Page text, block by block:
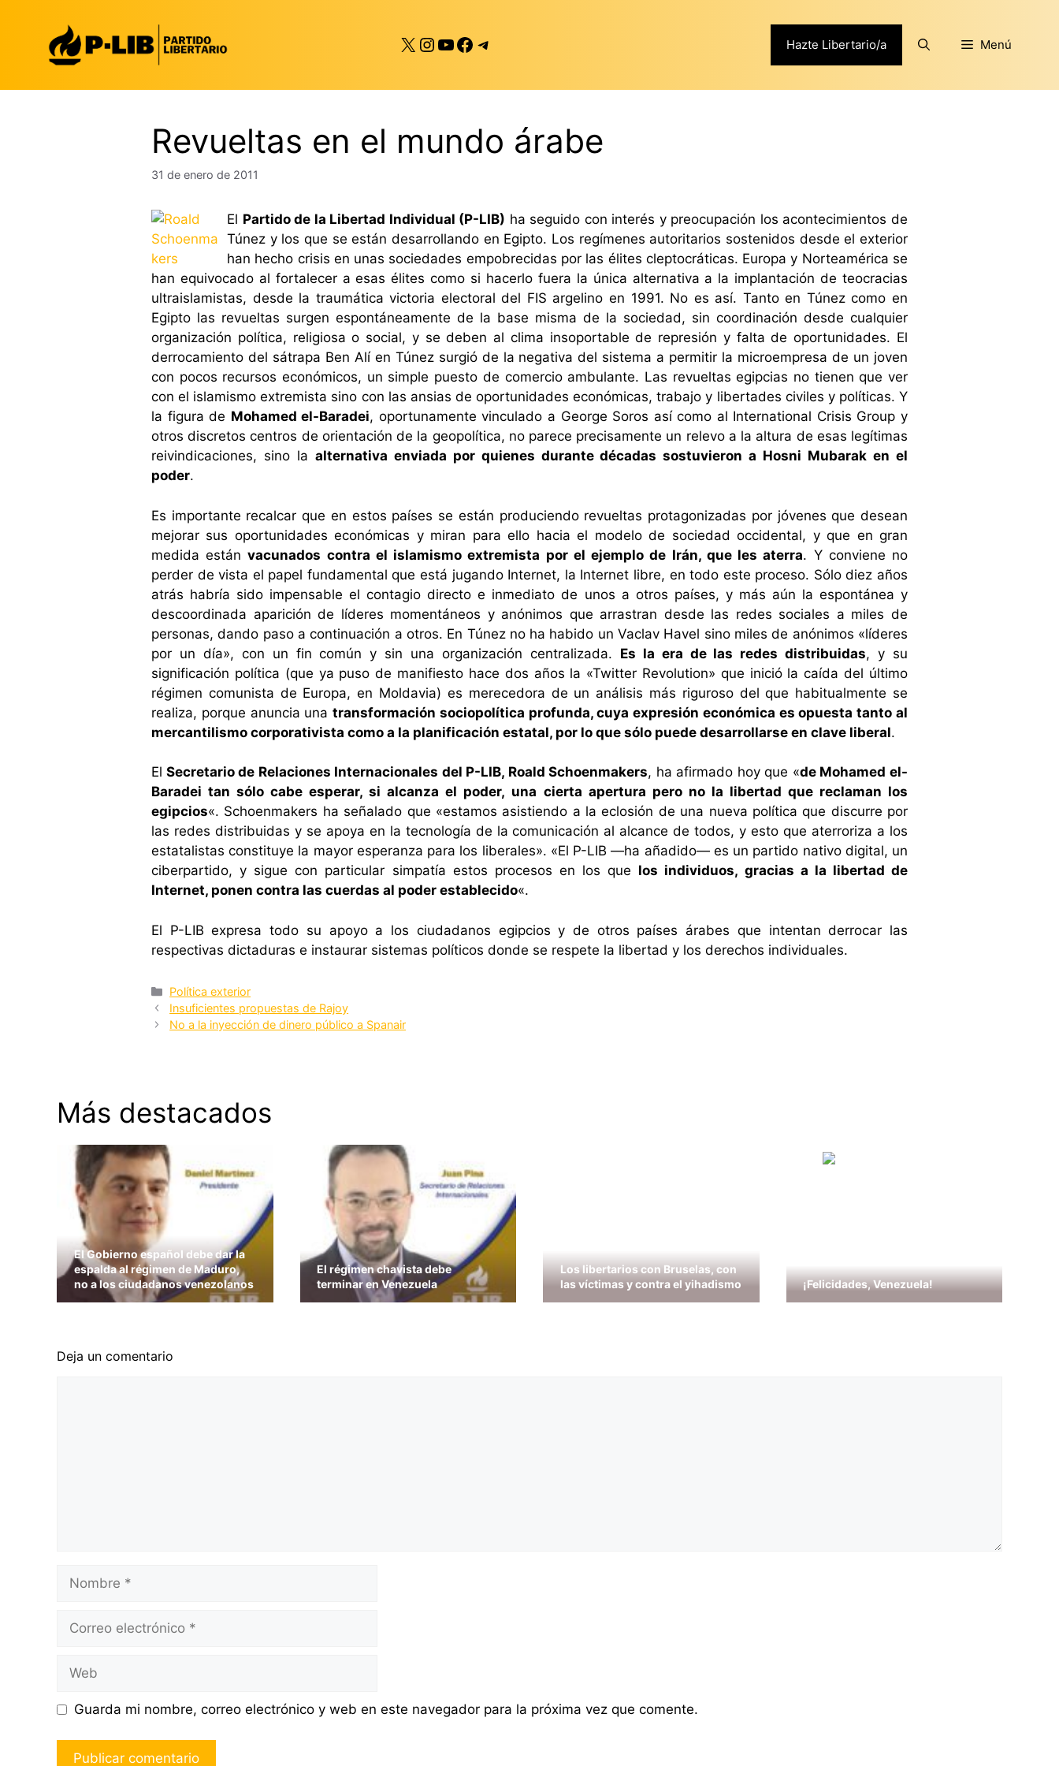
contenido
X Instagram
YouTube
Facebook
Telegram Hazte Libertario/a Menú
Revueltas en el mundo árabe
31 de enero de 2011
El Partido de la Libertad Individual (P-LIB) ha seguido con interés y preocupación los acontecimientos de
Túnez y los que se están desarrollando en Egipto. Los regímenes autoritarios sostenidos desde el exterior
han hecho crisis en unas sociedades empobrecidas por las élites cleptocráticas. Europa y Norteamérica se
han equivocado al fortalecer a esas élites como si hacerlo fuera la única alternativa a la implantación de teocracias
ultraislamistas, desde la traumática victoria electoral del FIS argelino en 1991. No es así. Tanto en Túnez como en
Egipto las revueltas surgen espontáneamente de la base misma de la sociedad, sin coordinación desde cualquier
organización política, religiosa o social, y se deben al clima insoportable de represión y falta de oportunidades. El
derrocamiento del sátrapa Ben Alí en Túnez surgió de la negativa del sistema a permitir la microempresa de un joven
con pocos recursos económicos, un simple puesto de comercio ambulante. Las revueltas egipcias no tienen que ver
con el islamismo extremista sino con las ansias de oportunidades económicas, trabajo y libertades civiles y políticas. Y
la figura de Mohamed el-Baradei, oportunamente vinculado a George Soros así como al International Crisis Group y
otros discretos centros de orientación de la geopolítica, no parece precisamente un relevo a la altura de esas legítimas
reivindicaciones, sino la alternativa enviada por quienes durante décadas sostuvieron a Hosni Mubarak en el
poder.
Es importante recalcar que en estos países se están produciendo revueltas protagonizadas por jóvenes que desean
mejorar sus oportunidades económicas y miran para ello hacia el modelo de sociedad occidental, y que en gran
medida estánvacunados contra el islamismo extremista por el ejemplo de Irán, que les aterra. Y conviene no
perder de vista el papel fundamental que está jugando Internet, la Internet libre, en todo este proceso. Sólo diez años
atrás habría sido impensable el contagio directo e inmediato de unos a otros países, y más aún la espontánea y
descoordinada aparición de líderes momentáneos y anónimos que arrastran desde las redes sociales a miles de
personas, dando paso a continuación a otros. En Túnez no ha habido un Vaclav Havel sino miles de anónimos «líderes
por un día», con un fin común y sin una organización centralizada. Es la era de las redes distribuidas, y su
significación política (que ya puso de manifiesto hace dos años la «Twitter Revolution» que inició la caída del último
régimen comunista de Europa, en Moldavia) es merecedora de un análisis más riguroso del que habitualmente se
realiza, porque anuncia unatransformación sociopolítica profunda, cuya expresión económica es opuesta tanto al
mercantilismo corporativista como a la planificación estatal, por lo que sólo puede desarrollarse en clave liberal.
El Secretario de Relaciones Internacionales del P-LIB, Roald Schoenmakers, ha afirmado hoy que «de Mohamed el-
Baradei tan sólo cabe esperar, si alcanza el poder, una cierta apertura pero no la libertad que reclaman los
egipcios«. Schoenmakers ha señalado que «estamos asistiendo a la eclosión de una nueva política que discurre por
las redes distribuidas y se apoya en la tecnología de la comunicación al alcance de todos, y esto que aterroriza a los
estatalistas constituye la mayor esperanza para los liberales». «El P-LIB —ha añadido— es un partido nativo digital, un
ciberpartido, y sigue con particular simpatía estos procesos en los que los individuos, gracias a la libertad de
Internet, ponen contra las cuerdas al poder establecido«.
El P-LIB expresa todo su apoyo a los ciudadanos egipcios y de otros países árabes que intentan derrocar las
respectivas dictaduras e instaurar sistemas políticos donde se respete la libertad y los derechos individuales.
Categorías
Política exterior
Insuficientes propuestas de Rajoy
No a la inyección de dinero público a Spanair
Más destacados
El Gobierno español debe dar la
espalda al régimen de Maduro,
no a los ciudadanos venezolanos
El régimen chavista debe
terminar en Venezuela
Los libertarios con Bruselas, con
las víctimas y contra el yihadismo
¡Felicidades, Venezuela!
Deja un comentario
Nombre
Correo
Web
Guarda mi nombre, correo electrónico y web en este navegador para la próxima vez que comente.